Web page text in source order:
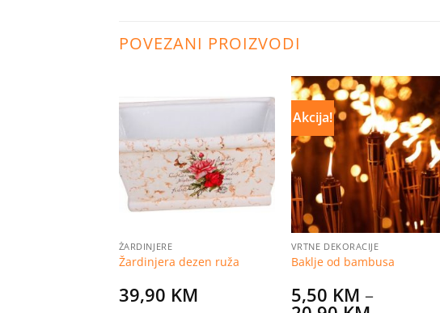
POVEZANI PROIZVODI
na
listu
želja
ŽARDINJERE
Žardinjera dezen ruža
39,90 KM
Akcija!
Dodaj
na
listu
želja
VRTNE DEKORACIJE
Baklje od bambusa
5,50 KM –